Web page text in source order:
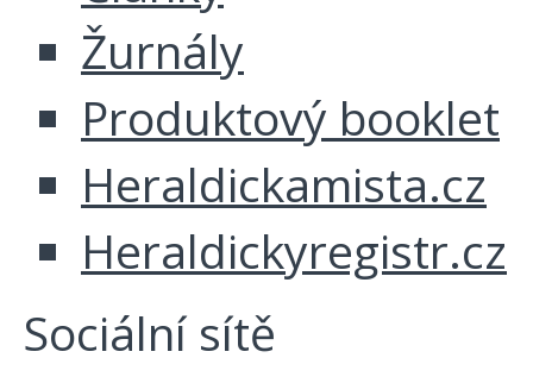
Žurnály
Produktový booklet
Heraldickamista.cz
Heraldickyregistr.cz
Sociální sítě